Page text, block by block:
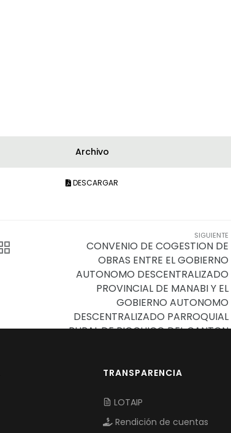
Archivo
DESCARGAR
SIGUIENTE
CONVENIO DE COGESTION DE
OBRAS ENTRE EL GOBIERNO
AUTONOMO DESCENTRALIZADO
PROVINCIAL DE MANABI Y EL
GOBIERNO AUTONOMO
DESCENTRALIZADO PARROQUIAL
RURAL DE RIOCHICO DEL CANTON
TRANSPARENCIA
LOTAIP
Rendición de cuentas